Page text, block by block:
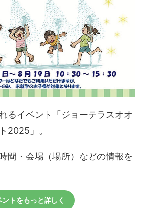
るイベント「ジョーテラスオオ
2025」。
間・会場（場所）などの情報を
トをもっと詳しく